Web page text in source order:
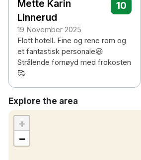
Mette Karin
Linnerud
19 November 2025
10
Flott hotell. Fine og rene rom og
et fantastisk personale😃
Strålende fornøyd med frokosten
🥰
Explore the area
+
−